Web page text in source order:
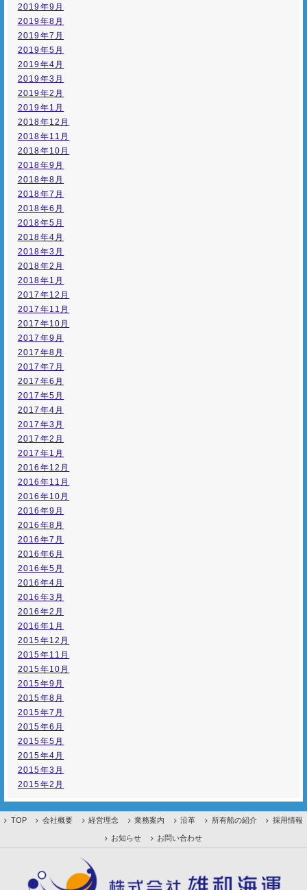
2019年9月
2019年8月
2019年7月
2019年5月
2019年4月
2019年3月
2019年2月
2019年1月
2018年12月
2018年11月
2018年10月
2018年9月
2018年8月
2018年7月
2018年6月
2018年5月
2018年4月
2018年3月
2018年2月
2018年1月
2017年12月
2017年11月
2017年10月
2017年9月
2017年8月
2017年7月
2017年6月
2017年5月
2017年4月
2017年3月
2017年2月
2017年1月
2016年12月
2016年11月
2016年10月
2016年9月
2016年8月
2016年7月
2016年6月
2016年5月
2016年4月
2016年3月
2016年2月
2016年1月
2015年12月
2015年11月
2015年10月
2015年9月
2015年8月
2015年7月
2015年6月
2015年5月
2015年4月
2015年3月
2015年2月
TOP 会社概要 経営理念 業務案内 沿革 所有船の紹介 採用情報
お知らせ お問い合わせ